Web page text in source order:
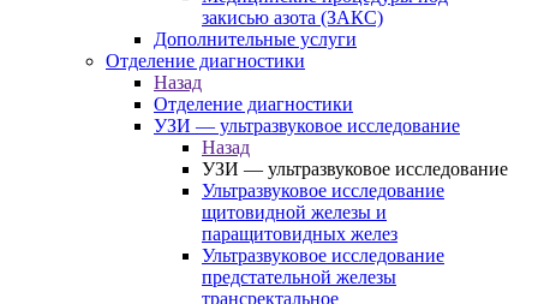
закисью азота (ЗАКС)
Дополнительные услуги
Отделение диагностики
Назад
Отделение диагностики
УЗИ — ультразвуковое исследование
Назад
УЗИ — ультразвуковое исследование
Ультразвуковое исследование
щитовидной железы и
паращитовидных желез
Ультразвуковое исследование
предстательной железы
трансректальное